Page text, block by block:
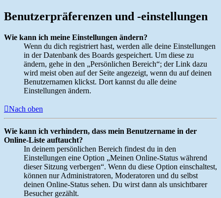
Benutzerpräferenzen und -einstellungen
Wie kann ich meine Einstellungen ändern?
Wenn du dich registriert hast, werden alle deine Einstellungen
in der Datenbank des Boards gespeichert. Um diese zu
ändern, gehe in den „Persönlichen Bereich“; der Link dazu
wird meist oben auf der Seite angezeigt, wenn du auf deinen
Benutzernamen klickst. Dort kannst du alle deine
Einstellungen ändern.
Nach oben
Wie kann ich verhindern, dass mein Benutzername in der
Online-Liste auftaucht?
In deinem persönlichen Bereich findest du in den
Einstellungen eine Option „Meinen Online-Status während
dieser Sitzung verbergen“. Wenn du diese Option einschaltest,
können nur Administratoren, Moderatoren und du selbst
deinen Online-Status sehen. Du wirst dann als unsichtbarer
Besucher gezählt.